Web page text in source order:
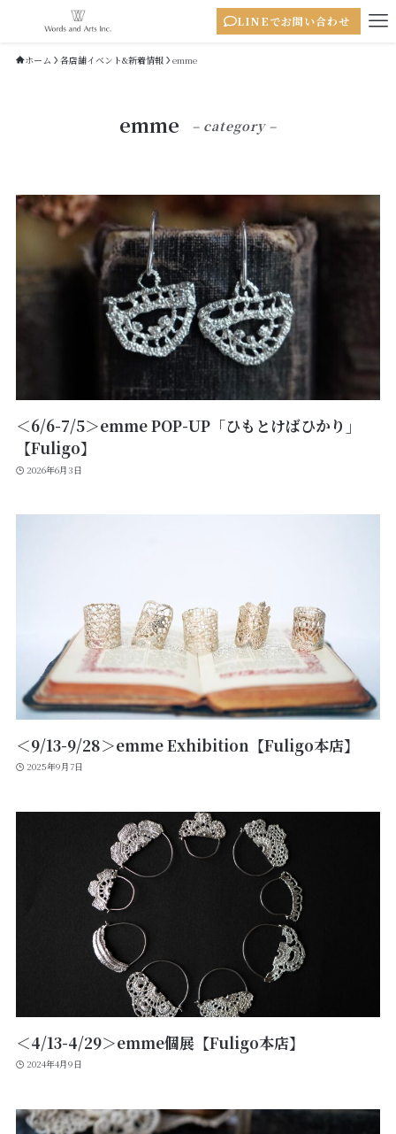
LINEでお問い合わせ
ホーム 各店舗イベント&新着情報 emme
emme – category –
＜6/6-7/5＞emme POP-UP「ひもとけばひかり」
【Fuligo】
2026年6月3日
＜9/13-9/28＞emme Exhibition【Fuligo本店】
2025年9月7日
＜4/13-4/29＞emme個展【Fuligo本店】
2024年4月9日